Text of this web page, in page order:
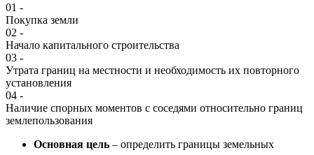
01 -
Покупка земли
02 -
Начало капитального строительства
03 -
Утрата границ на местности и необходимость их повторного
установления
04 -
Наличие спорных моментов с соседями относительно границ
землепользования
Основная цель – определить границы земельных